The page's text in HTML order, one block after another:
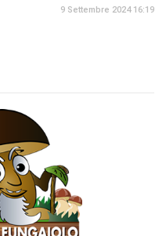
9 Settembre 2024 16:19